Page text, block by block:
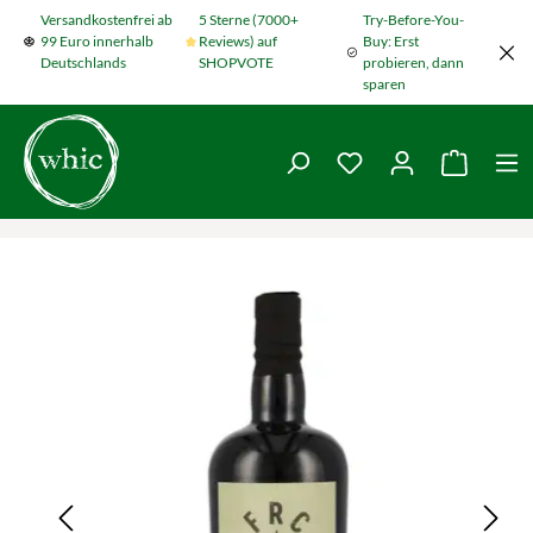
Zum Hauptinhalt springen
Versandkostenfrei ab
99 Euro innerhalb
Deutschlands
5 Sterne (7000+
Reviews) auf
SHOPVOTE
Try-Before-You-
Buy: Erst
probieren, dann
sparen
Du hast 0
Bildergalerie überspringen